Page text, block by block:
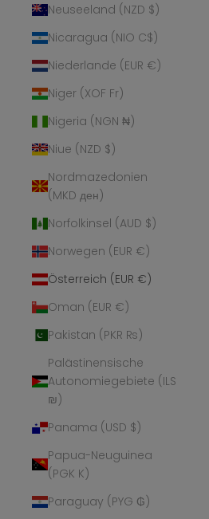
Neuseeland (NZD $)
Nicaragua (NIO C$)
Niederlande (EUR €)
Niger (XOF Fr)
Nigeria (NGN ₦)
Niue (NZD $)
Nordmazedonien
(MKD ден)
Norfolkinsel (AUD $)
Norwegen (EUR €)
Österreich (EUR €)
Oman (EUR €)
Pakistan (PKR ₨)
Palästinensische
Autonomiegebiete (ILS
₪)
Panama (USD $)
Papua-Neuguinea
(PGK K)
Paraguay (PYG ₲)